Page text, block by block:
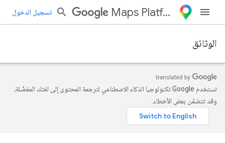
Maps Platform تسجيل الدخول
الوثائق
تستخدم Google تكنولوجيا الذكاء الاصطناعي لترجمة المحتوى إلى لغتك المفضّلة،
وقد تتضمّن بعض الأخطاء.